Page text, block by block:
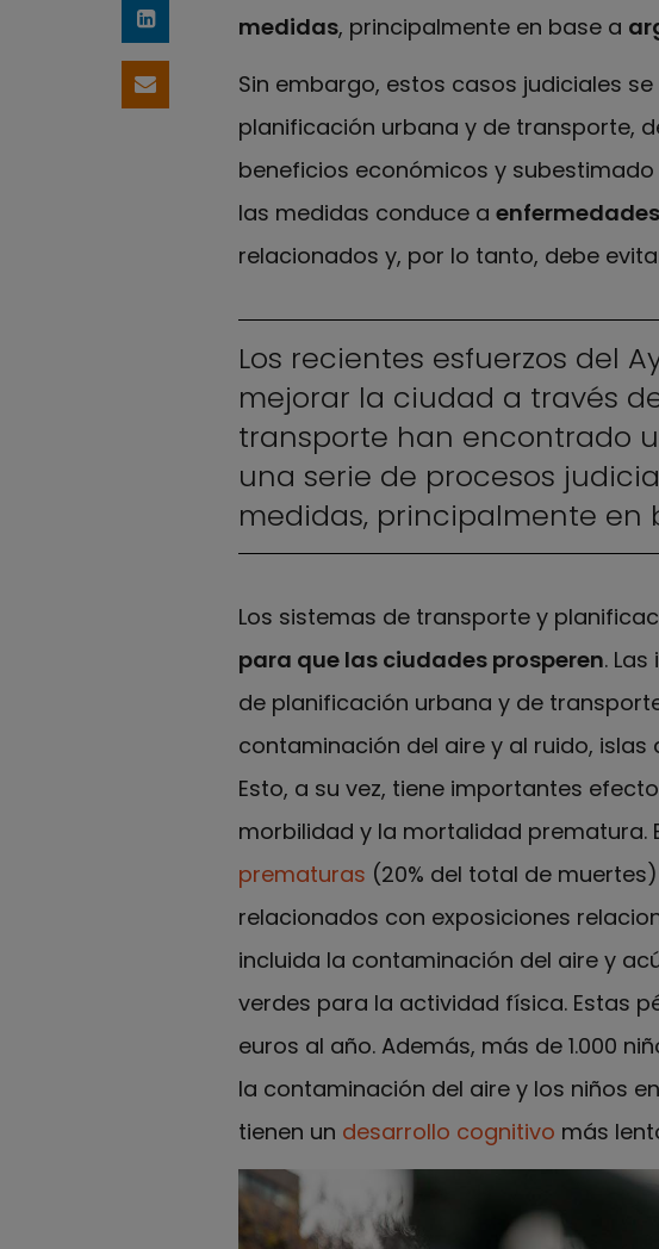
Compartir en LinkedIn
Compartir por email
medidas, principalmente en base a
Sin embargo, estos casos judiciales
planificación urbana y de transporte,
beneficios económicos y
las medidas conduce a
relacionados y, por lo tanto, debe
Los recientes esfuerzos del
mejorar la ciudad a través
transporte han encontrado
una serie de procesos
medidas, principalmente en
Los sistemas de transporte y
para que las ciudades prosperen.
de planificación urbana y de
contaminación del aire y al ruido,
Esto, a su vez, tiene importantes
morbilidad y la mortalidad prematura.
prematuras (20% del total de
relacionados con exposiciones
incluida la contaminación del aire y
verdes para la actividad física. Estas
euros al año. Además, más de 1.000
la contaminación del aire y los niños
tienen un desarrollo cognitivo más